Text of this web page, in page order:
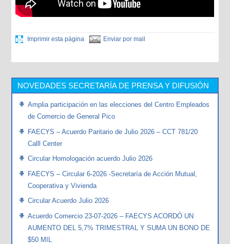
Imprimir esta página Enviar por mail
NOVEDADES SECRETARÍA DE PRENSA Y DIFUSIÓN
Amplia participación en las elecciones del Centro Empleados
de Comercio de General Pico
FAECYS – Acuerdo Paritario de Julio 2026 – CCT 781/20
Calll Center
Circular Homologación acuerdo Julio 2026
FAECYS – Circular 6-2026 -Secretaría de Acción Mutual,
Cooperativa y Vivienda
Circular Acuerdo Julio 2026
Acuerdo Comercio 23-07-2026 – FAECYS ACORDÓ UN
AUMENTO DEL 5,7% TRIMESTRAL Y SUMA UN BONO DE
$50 MIL